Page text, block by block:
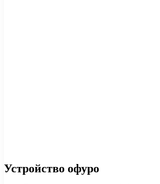
Устройство офуро